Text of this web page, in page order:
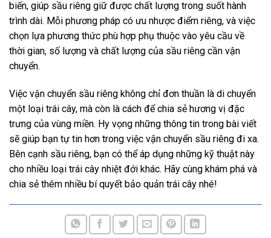
biến, giúp sầu riêng giữ được chất lượng trong suốt hành
trình dài. Mỗi phương pháp có ưu nhược điểm riêng, và việc
chọn lựa phương thức phù hợp phụ thuộc vào yêu cầu về
thời gian, số lượng và chất lượng của sầu riêng cần vận
chuyển.
Việc vận chuyển sầu riêng không chỉ đơn thuần là di chuyển
một loại trái cây, mà còn là cách để chia sẻ hương vị đặc
trưng của vùng miền. Hy vọng những thông tin trong bài viết
sẽ giúp bạn tự tin hơn trong việc vận chuyển sầu riêng đi xa.
Bên cạnh sầu riêng, bạn có thể áp dụng những kỹ thuật này
cho nhiều loại trái cây nhiệt đới khác. Hãy cùng khám phá và
chia sẻ thêm nhiều bí quyết bảo quản trái cây nhé!